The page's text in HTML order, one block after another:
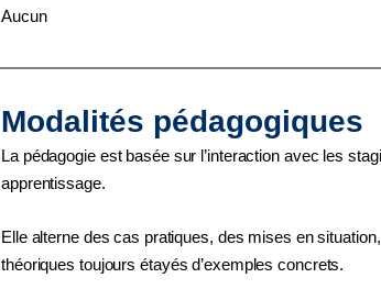
Aucun
Modalités pédagogiques
La pédagogie est basée sur l’interaction avec les
apprentissage.
Elle alterne des cas pratiques, des mises en
théoriques toujours étayés d’exemples concrets.